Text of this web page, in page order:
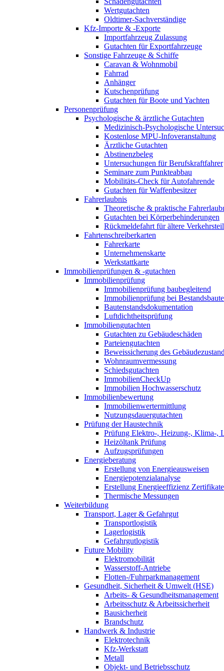
Wertgutachten
Oldtimer-Sachverständige
Kfz-Importe & -Exporte
Importfahrzeug Zulassung
Gutachten für Exportfahrzeuge
Sonstige Fahrzeuge & Schiffe
Caravan & Wohnmobil
Fahrrad
Anhänger
Kutschenprüfung
Gutachten für Boote und Yachten
Personenprüfung
Psychologische & ärztliche Gutachten
Medizinisch-Psychologische
Kostenlose MPU-Infoveranstaltung
Ärztliche Gutachten
Abstinenzbeleg
Untersuchungen für Berufskraftfahrer
Seminare zum Punkteabbau
Mobilitäts-Check für Autofahrende
Gutachten für Waffenbesitzer
Fahrerlaubnis
Theoretische & praktische
Gutachten bei Körperbehinderungen
Rückmeldefahrt für ältere
Fahrtenschreiberkarten
Fahrerkarte
Unternehmenskarte
Werkstattkarte
Immobilienprüfungen & -gutachten
Immobilienprüfung
Immobilienprüfung baubegleitend
Immobilienprüfung bei
Bautenstandsdokumentation
Luftdichtheitsprüfung
Immobiliengutachten
Gutachten zu Gebäudeschäden
Parteiengutachten
Beweissicherung des
Wohnraumvermessung
Schiedsgutachten
ImmobilienCheckUp
Immobilien Hochwasserschutz
Immobilienbewertung
Immobilienwertermittlung
Nutzungsdauergutachten
Prüfung der Haustechnik
Prüfung Elektro-, Heizung-, Klima-,
Heizöltank Prüfung
Aufzugsprüfungen
Energieberatung
Erstellung von Energieausweisen
Energiepotenzialanalyse
Erstellung Energieeffizienz Zertifikate
Thermische Messungen
Weiterbildung
Transport, Lager & Gefahrgut
Transportlogistik
Lagerlogistik
Gefahrgutlogistik
Future Mobility
Elektromobilität
Wasserstoff-Antriebe
Flotten-/Fuhrparkmanagement
Gesundheit, Sicherheit & Umwelt (HSE)
Arbeits- & Gesundheitsmanagement
Arbeitsschutz & Arbeitssicherheit
Bausicherheit
Brandschutz
Handwerk & Industrie
Elektrotechnik
Kfz-Werkstatt
Metall
Objekt- und Betriebsschutz